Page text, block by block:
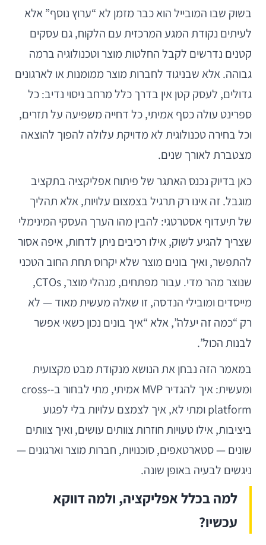
בשוק שבו המובייל הוא כבר מזמן לא “ערוץ נוסף” אלא
לעיתים נקודת המגע המרכזית עם הלקוח, גם עסקים
קטנים נדרשים לקבל החלטות מוצר וטכנולוגיה ברמה
גבוהה. אלא שבניגוד לחברות מוצר ממומנות או לארגונים
גדולים, לעסק קטן אין בדרך כלל מרחב ניסוי נדיב: כל
ספרינט עולה כסף אמיתי, כל דחייה משפיעה על תזרים,
וכל בחירה טכנולוגית לא מדויקת עלולה להפוך להוצאה
מצטברת לאורך שנים.
כאן בדיוק נכנס האתגר של פיתוח אפליקציה בתקציב
מוגבל. זה אינו רק תרגיל בצמצום עלויות, אלא תהליך
של תיעדוף אסטרטגי: להבין מהו הערך העסקי המינימלי
שצריך להגיע לשוק, אילו רכיבים ניתן לדחות, איפה אסור
להתפשר, ואיך בונים מוצר שלא יקרוס תחת החוב הטכני
שנוצר מהר מדי. עבור מפתחים, מנהלי מוצר, CTOs,
מייסדים ומובילי הנדסה, זו שאלה מעשית מאוד — לא
רק “כמה זה יעלה”, אלא “איך בונים נכון כשאי אפשר
לבנות הכול”.
במאמר הזה נבחן את הנושא מנקודת מבט מקצועית
ומעשית: איך להגדיר MVP אמיתי, מתי לבחור ב-cross-
platform ומתי לא, איך לצמצם עלויות בלי לפגוע
ביציבות, אילו טעויות חוזרות צוותים עושים, ואיך צוותים
שונים — סטארטאפים, סוכנויות, חברות מוצר וארגונים —
ניגשים לבעיה באופן שונה.
למה בכלל אפליקציה, ולמה דווקא
עכשיו?